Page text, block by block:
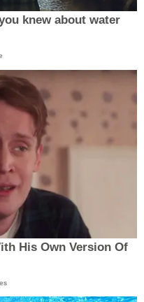
knew about water
His Own Version Of